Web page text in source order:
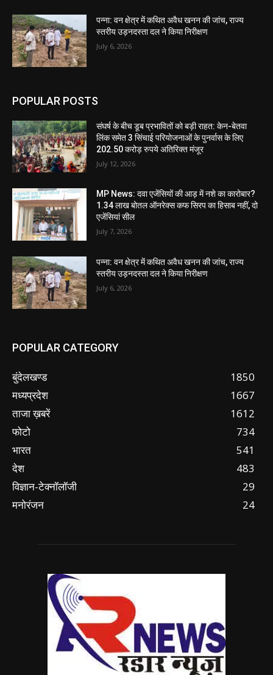
पन्ना: वन क्षेत्र में कथित अवैध खनन की जांच, राज्य
स्तरीय उड़नदस्ता दल ने किया निरीक्षण
July 6, 2026
POPULAR POSTS
संघर्ष के बीच डूब प्रभावितों को बड़ी राहत: केन-बेतवा
लिंक समेत 3 सिंचाई परियोजनाओं के पुनर्वास के लिए
202.50 करोड़ रुपये अतिरिक्त मंजूर
July 12, 2026
MP News: दवा एजेंसियों की आड़ में नशे का कारोबार?
1.34 लाख बोतल ऑनरेक्स कफ सिरप का हिसाब नहीं, दो
एजेंसियां सील
July 7, 2026
पन्ना: वन क्षेत्र में कथित अवैध खनन की जांच, राज्य
स्तरीय उड़नदस्ता दल ने किया निरीक्षण
July 6, 2026
POPULAR CATEGORY
बुंदेलखण्ड
1850
मध्यप्रदेश
1667
ताजा ख़बरें
1612
फोटो
734
भारत
541
देश
483
विज्ञान-टेक्नॉलॉजी
29
मनोरंजन
24